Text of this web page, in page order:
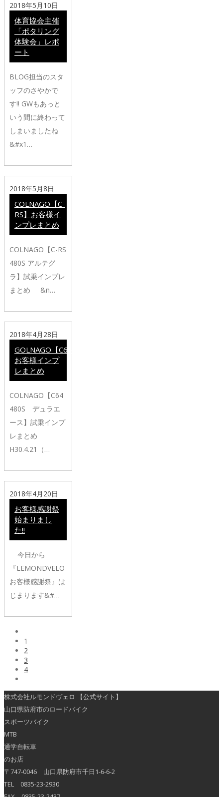
2018年5月10日
体育協会主催
「ポタリング
体験会」レポ
ート
BLOG担当のスタ
ッフのさやかで
す‼️ GWもあっと
いう間に終わって
しまいましたね
&#x1…
2018年5月8日
COLNAGO【C-
RS】お客様イ
ンプレまとめ
COLNAGO【C-RS
480S アルテグ
ラ】試乗インプレ
まとめ &n…
2018年4月28日
GOLNAGO【C64】
お客様インプ
レまとめ
COLNAGO【C64
480S デュラエ
ース】試乗インプ
レまとめ
H30.4.21（…
2018年4月20日
お客様感謝祭
始まりまし
た!!
今日から
『LEMONDVELO
お客様感謝祭』は
じまります&#…
1
2
3
4
株式会社ルモンドヴェロ 【公式サイト】
山口県防府市のロードバイク
スポーツバイク
MTB
通学自転車
のお店
〒747-0046 山口県防府市千日1-6-6-2
TEL 0835-23-2930